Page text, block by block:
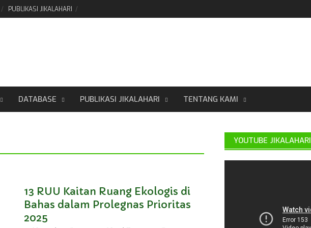
PUBLIKASI JIKALAHARI
DATABASE PUBLIKASI JIKALAHARI TENTANG KAMI
13 RUU Kaitan Ruang Ekologis di
Bahas dalam Prolegnas Prioritas
2025
YOUTUBE JIKALAHARI